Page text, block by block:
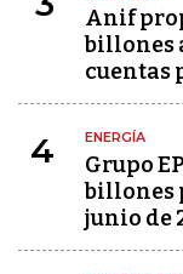
Anif
billones
cuentas
4 ENERGÍA
Grupo
billones
junio de